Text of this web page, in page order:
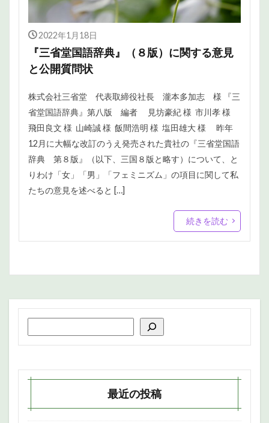
2022年1月18日
『三省堂国語辞典』（８版）に関する意見
と公開質問状
株式会社三省堂 代表取締役社長 瀧本多加志 様 『三
省堂国語辞典』第八版 編者 見坊豪紀 様 市川孝 様
飛田良文 様 山崎誠 様 飯間浩明 様 塩田雄大 様 昨年
12月に大幅な改訂のうえ発売された貴社の『三省堂国語
辞典 第８版』（以下、三国８版と略す）について、と
りわけ「女」「男」「フェミニズム」の項目に関して私
たちの意見を述べると […]
続きを読む
最近の投稿